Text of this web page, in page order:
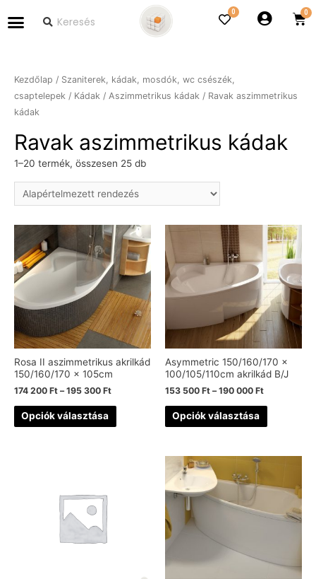
0
Kezdőlap / Szaniterek, kádak, mosdók, wc csészék,
csaptelepek / Kádak / Aszimmetrikus kádak / Ravak aszimmetrikus
kádak
Ravak aszimmetrikus kádak
1–20 termék, összesen 25 db
Rosa II aszimmetrikus akrilkád
150/160/170 x 105cm
174 200 Ft –195 300 Ft
Opciók választása
Asymmetric 150/160/170 x
100/105/110cm akrilkád B/J
153 500 Ft –190 000 Ft
Opciók választása